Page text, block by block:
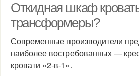
Откидная шкаф
трансформеры?
Современные производители
наиболее востребованных —
кровати «2-в-1».